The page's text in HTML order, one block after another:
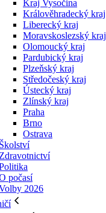
Kraj Vysočina
Králověhradecký kraj
Liberecký kraj
Moravskoslezský kraj
Olomoucký kraj
Pardubický kraj
Plzeňský kraj
Středočeský kraj
Ústecký kraj
Zlínský kraj
Praha
Brno
Ostrava
Školství
Zdravotnictví
počasí
2026